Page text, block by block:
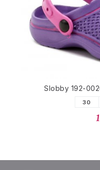
Slobby 192-
30